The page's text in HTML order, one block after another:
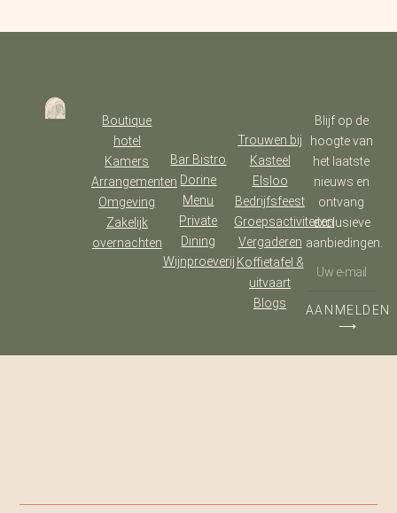
Boutique
hotel
Kamers
Arrangementen
Omgeving
Zakelijk
overnachten
Bar Bistro
Dorine
Menu
Private
Dining
Wijnproeverij
Trouwen bij
Kasteel
Elsloo
Bedrijfsfeest
Groepsactiviteiten
Vergaderen
Koffietafel &
uitvaart
Blogs
Blijf op de
hoogte van
het laatste
nieuws en
ontvang
exclusieve
aanbiedingen.
AANMELDEN
⟶